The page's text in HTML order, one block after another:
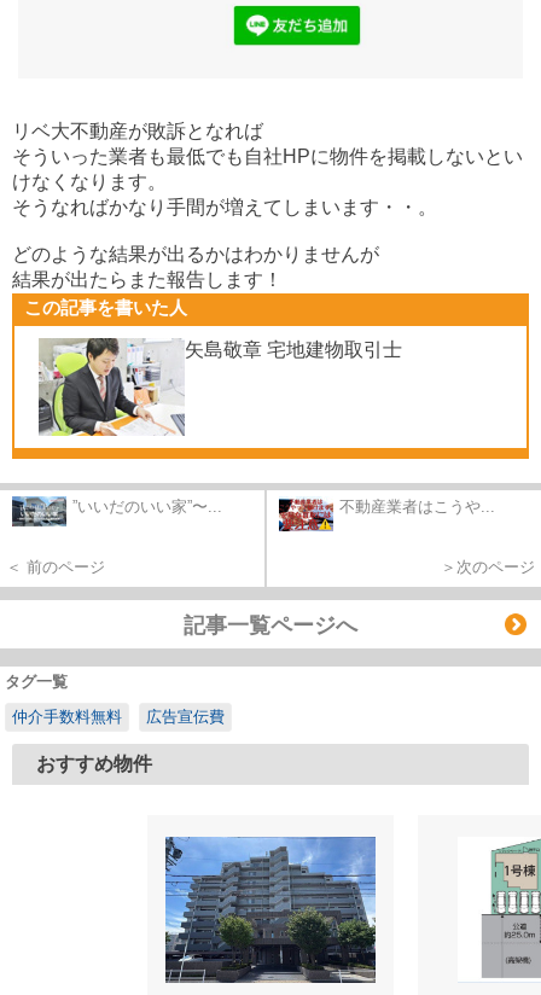
リベ大不動産が敗訴となれば
そういった業者も最低でも自社HPに物件を掲載しないとい
けなくなります。
そうなればかなり手間が増えてしまいます・・。
どのような結果が出るかはわかりませんが
結果が出たらまた報告します！
この記事を書いた人
矢島敬章 宅地建物取引士
”いいだのいい家”〜...
＜ 前のページ
不動産業者はこうや...
＞次のページ
記事一覧ページへ
タグ一覧
仲介手数料無料
広告宣伝費
おすすめ物件